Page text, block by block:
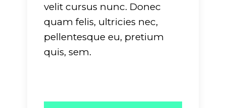
velit cursus nunc. Donec
quam felis, ultricies nec,
pellentesque eu, pretium
quis, sem.